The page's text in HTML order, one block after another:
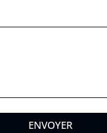
ENVOYER